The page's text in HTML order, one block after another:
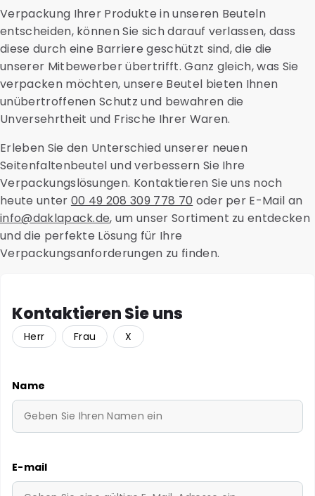
Verpackung Ihrer Produkte in unseren Beuteln
entscheiden, können Sie sich darauf verlassen, dass
diese durch eine Barriere geschützt sind, die die
unserer Mitbewerber übertrifft. Ganz gleich, was Sie
verpacken möchten, unsere Beutel bieten Ihnen
unübertroffenen Schutz und bewahren die
Unversehrtheit und Frische Ihrer Waren.
Erleben Sie den Unterschied unserer neuen
Seitenfaltenbeutel und verbessern Sie Ihre
Verpackungslösungen. Kontaktieren Sie uns noch
heute unter 00 49 208 309 778 70 oder per E-Mail an
info@daklapack.de, um unser Sortiment zu entdecken
und die perfekte Lösung für Ihre
Verpackungsanforderungen zu finden.
Kontaktieren Sie uns
Herr Frau X
Name
E-mail